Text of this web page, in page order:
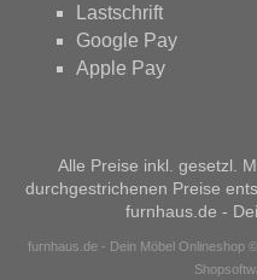
Lastschrift
Google Pay
Apple Pay
Alle Preise inkl. gesetzl.
durchgestrichenen Preise
furnhaus.de -
furnhaus.de - Dein Möbel Onlineshop